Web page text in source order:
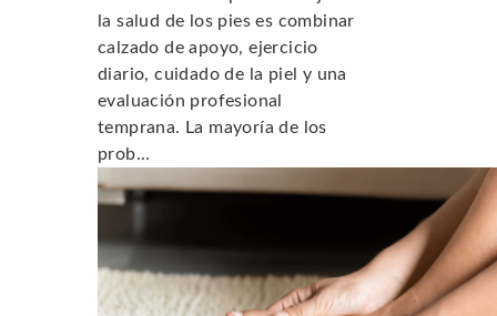
la salud de los pies es combinar
calzado de apoyo, ejercicio
diario, cuidado de la piel y una
evaluación profesional
temprana. La mayoría de los
prob...